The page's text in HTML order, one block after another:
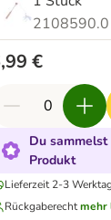
2108590.0
€
Du
Produkt
Lieferzeit 2-3
Rückgaberechtmehr